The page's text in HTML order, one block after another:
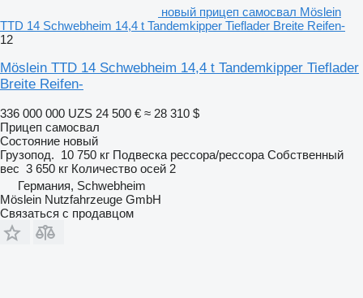
новый прицеп самосвал Möslein
TTD 14 Schwebheim 14,4 t Tandemkipper Tieflader Breite Reifen-
12
Möslein TTD 14 Schwebheim 14,4 t Tandemkipper Tieflader
Breite Reifen-
336 000 000 UZS 24 500 € ≈ 28 310 $
Прицеп самосвал
Состояние новый
Грузопод. 10 750 кг Подвеска рессора/рессора Собственный
вес 3 650 кг Количество осей 2
Германия, Schwebheim
Möslein Nutzfahrzeuge GmbH
Связаться с продавцом